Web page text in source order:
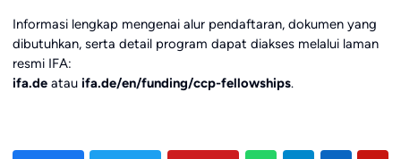
Informasi lengkap mengenai alur pendaftaran, dokumen yang
dibutuhkan, serta detail program dapat diakses melalui laman
resmi IFA:
ifa.deatau ifa.de/en/funding/ccp-fellowships.